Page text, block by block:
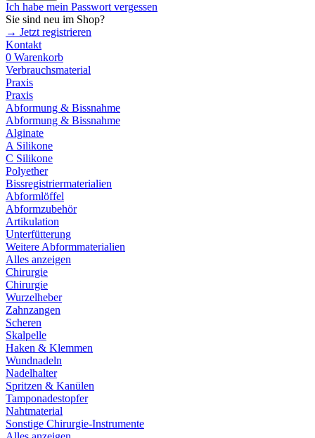
Ich habe mein Passwort vergessen
Sie sind neu im Shop?
→ Jetzt registrieren
Kontakt
0 Warenkorb
Verbrauchsmaterial
Praxis
Praxis
Abformung & Bissnahme
Abformung & Bissnahme
Alginate
A Silikone
C Silikone
Polyether
Bissregistriermaterialien
Abformlöffel
Abformzubehör
Artikulation
Unterfütterung
Weitere Abformmaterialien
Alles anzeigen
Chirurgie
Chirurgie
Wurzelheber
Zahnzangen
Scheren
Skalpelle
Haken & Klemmen
Wundnadeln
Nadelhalter
Spritzen & Kanülen
Tamponadestopfer
Nahtmaterial
Sonstige Chirurgie-Instrumente